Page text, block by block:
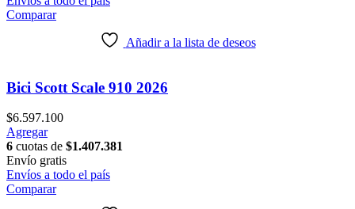
variantes.
elegir
la
página
de
producto
Comparar
Añadir a la lista de deseos
Bici Scott Scale 910 2026
$6.597.100
AgregarEste
producto
tiene
múltiples
variantes.
6 cuotas de $1.407.381
Envío gratis
Envíos a todo el país
Comparar